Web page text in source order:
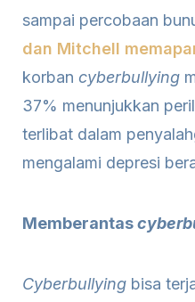
sampai percobaan
dan Mitchell
korban cyberbullying
37% menunjukkan
terlibat dalam
mengalami depresi
Memberantas
Cyberbullying bisa